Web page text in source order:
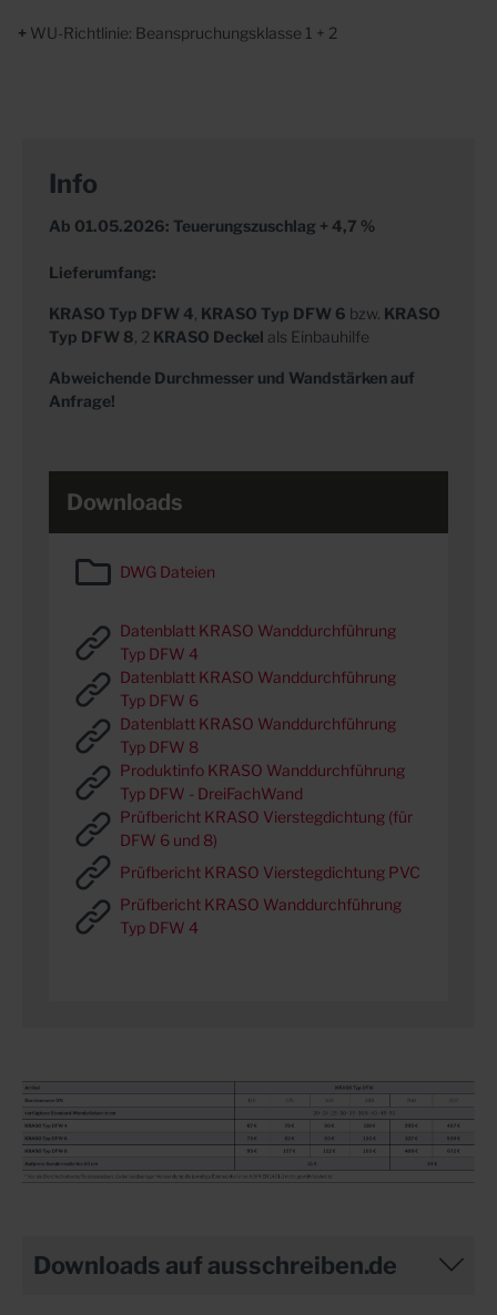
+ WU-Richtlinie: Beanspruchungsklasse 1 + 2
Info
Ab 01.05.2026: Teuerungszuschlag + 4,7 %
Lieferumfang:
KRASO Typ DFW 4, KRASO Typ DFW 6 bzw. KRASO
Typ DFW 8, 2 KRASO Deckel als Einbauhilfe
Abweichende Durchmesser und Wandstärken auf
Anfrage!
Downloads
DWG Dateien
Datenblatt KRASO Wanddurchführung
Typ DFW 4
Datenblatt KRASO Wanddurchführung
Typ DFW 6
Datenblatt KRASO Wanddurchführung
Typ DFW 8
Produktinfo KRASO Wanddurchführung
Typ DFW - DreiFachWand
Prüfbericht KRASO Vierstegdichtung (für
DFW 6 und 8)
Prüfbericht KRASO Vierstegdichtung PVC
Prüfbericht KRASO Wanddurchführung
Typ DFW 4
Downloads auf ausschreiben.de